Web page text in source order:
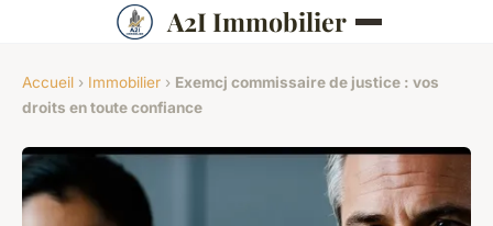
A2I Immobilier
Accueil › Immobilier › Exemcj commissaire de justice : vos
droits en toute confiance